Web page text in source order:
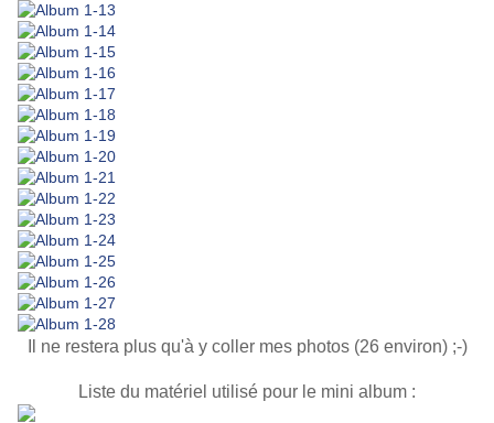
Il ne restera plus qu'à y coller mes photos (26 environ) ;-)
Liste du matériel utilisé pour le mini album :